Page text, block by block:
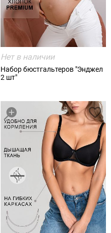
Нет в наличии
Набор бюстгальтеров "Энджел
2 шт"